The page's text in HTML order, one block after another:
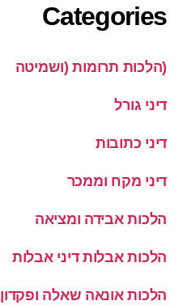
Categories
(הלכות תרומות (ושמיטה
דיני גורל
דיני כתובות
דיני מקח וממכר
הלכות אבידה ומציאה
הלכות אבלות דיני אבלות
הלכות אונאה שאלה ופקדון